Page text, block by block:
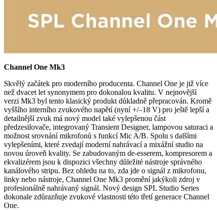
Channel One Mk3
Skvělý začátek pro moderního producenta. Channel One je již více
než dvacet let synonymem pro dokonalou kvalitu. V nejnovější
verzi Mk3 byl tento klasický produkt důkladně přepracován. Kromě
vyššího interního zvukového napětí (nyní +/–18 V) pro ještě lepší a
detailnější zvuk má nový model také vylepšenou část
předzesilovače, integrovaný Transient Designer, lampovou saturaci a
možnost srovnání mikrofonů s funkcí Mic A/B. Spolu s dalšími
vylepšeními, které zvedají moderní nahrávací a mixážní studio na
novou úroveň kvality. Se zabudovaným de-esserem, kompresorem a
ekvalizérem jsou k dispozici všechny důležité nástroje správného
kanálového stripu. Bez ohledu na to, zda jde o signál z mikrofonu,
linky nebo nástroje, Channel One Mk3 promění jakýkoli zdroj v
profesionálně nahrávaný signál. Nový design SPL Studio Series
dokonale zdůrazňuje zvukové vlastnosti této třetí generace Channel
One.